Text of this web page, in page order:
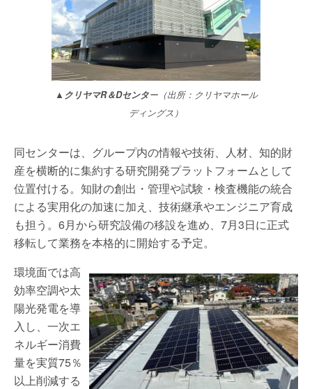
▲クリヤマR＆Dセンター（出所：クリヤマホール
ディングス）
同センターは、グループ内の情報や技術、人材、知的財
産を横断的に集約する研究開発プラットフォームとして
位置付ける。知財の創出・管理や試験・検査機能の統合
による実用化の加速に加え、技術継承やエンジニア育成
も担う。6月から研究設備の移設を進め、7月3日に正式
移転して業務を本格的に開始する予定。
環境面では高
効率空調や太
陽光発電を導
入し、一次エ
ネルギー消費
量を実質75％
以上削減する